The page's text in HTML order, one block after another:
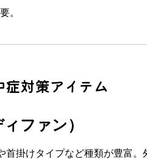
。
対策アイテム
ファン）
掛けタイプなど種類が豊富